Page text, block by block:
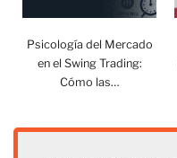
Psicología del Mercado
en el Swing Trading:
Cómo las…